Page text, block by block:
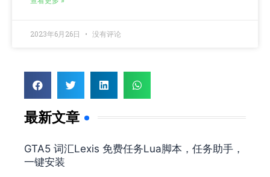
2023年6月26日 没有评论
最新文章
GTA5 词汇Lexis 免费任务Lua脚本，任务助手，
一键安装